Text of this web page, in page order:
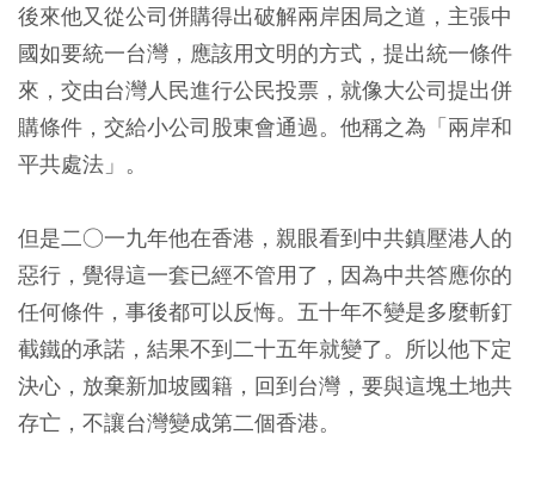
後來他又從公司併購得出破解兩岸困局之道，主張中
國如要統一台灣，應該用文明的方式，提出統一條件
來，交由台灣人民進行公民投票，就像大公司提出併
購條件，交給小公司股東會通過。他稱之為「兩岸和
平共處法」。
但是二○一九年他在香港，親眼看到中共鎮壓港人的
惡行，覺得這一套已經不管用了，因為中共答應你的
任何條件，事後都可以反悔。五十年不變是多麼斬釘
截鐵的承諾，結果不到二十五年就變了。所以他下定
決心，放棄新加坡國籍，回到台灣，要與這塊土地共
存亡，不讓台灣變成第二個香港。